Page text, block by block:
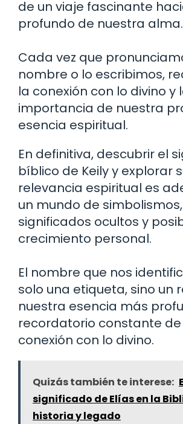
de un viaje fascinante
profundo de nuestra alma.
Cada vez que
nombre o lo escribimos,
la conexión con lo divino y
importancia de nuestra
esencia espiritual.
En definitiva, descubrir el
bíblico de Keily y explorar
relevancia espiritual es
un mundo de simbolismos,
significados ocultos y
crecimiento personal.
El nombre que nos
solo una etiqueta, sino un
nuestra esencia más
recordatorio constante
conexión con lo divino.
Quizás también te interese:
significado de Elías en la
historia y legado